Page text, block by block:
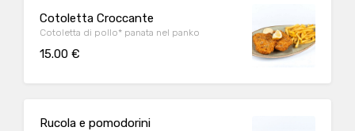
Cotoletta Croccante
Cotoletta di pollo* panata nel panko
15.00 €
Rucola e pomodorini